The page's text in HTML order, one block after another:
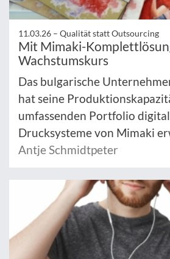
11.03.26 – Qualität statt Outsourcing
Mit Mimaki-
Wachstumskurs
Das bulgarische
hat seine
umfassenden Portfolio
Drucksysteme von Mimaki
Antje Schmidtpeter